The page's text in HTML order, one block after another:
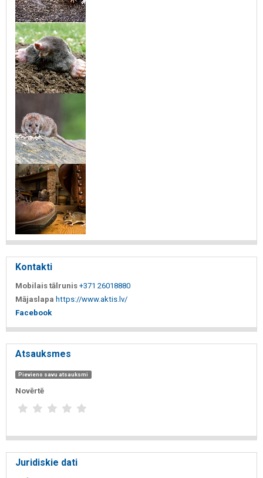
Kontakti
Mobilais tālrunis +371 26018880
Mājaslapa https://www.aktis.lv/
Facebook
Atsauksmes
Pievieno savu atsauksmi
Novērtē
Juridiskie dati